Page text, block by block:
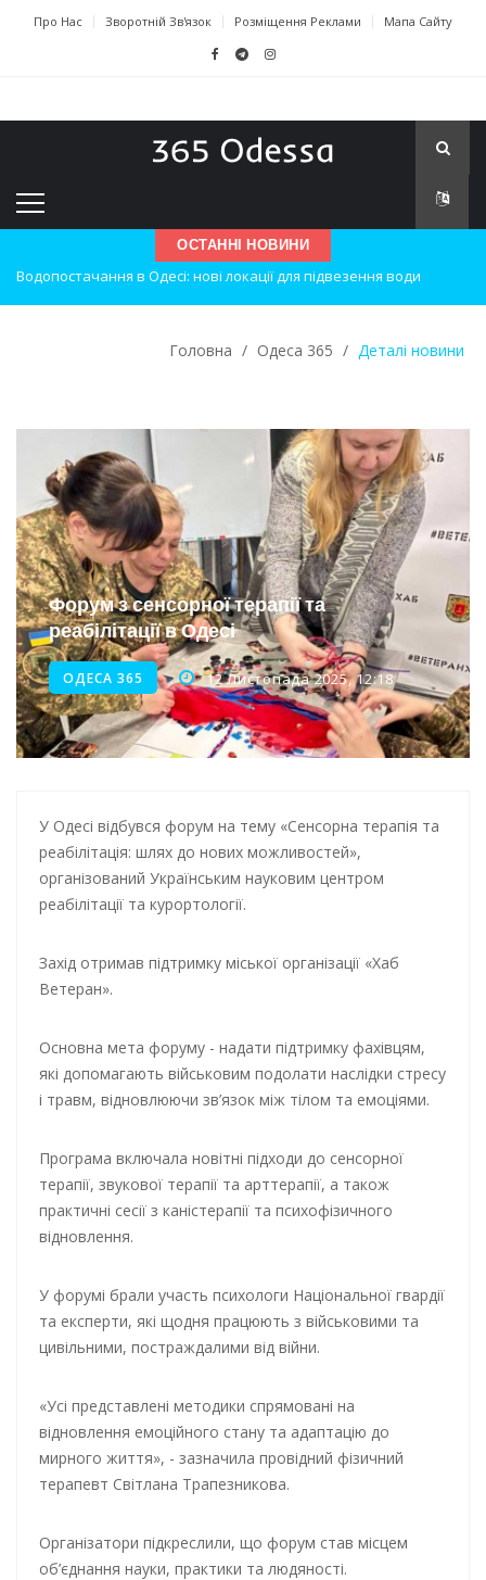
Про Нас Зворотній Зв'язок Розміщення Реклами Мапа Сайту
ОСТАННІ НОВИНИ
Нічна атака на Одесу: наслідки вибухів
Новини з Зимової школи інсульту в Швейцарії
Інтеграція ветеранів в українське суспільство
Нічна атака на Одесу: наслідки обстрілу
Енергетична підтримка для Одеси
Водопостачання в Одесі: нові локації для підвезення води
Головна / Одеса 365 / Деталі новини
Форум з сенсорної терапії та
реабілітації в Одесі
ОДЕСА 365 12 Листопада 2025, 12:18
У Одесі відбувся форум на тему «Сенсорна терапія та
реабілітація: шлях до нових можливостей»,
організований Українським науковим центром
реабілітації та курортології.
Захід отримав підтримку міської організації «Хаб
Ветеран».
Основна мета форуму - надати підтримку фахівцям,
які допомагають військовим подолати наслідки стресу
і травм, відновлюючи зв’язок між тілом та емоціями.
Програма включала новітні підходи до сенсорної
терапії, звукової терапії та арттерапії, а також
практичні сесії з каністерапії та психофізичного
відновлення.
У форумі брали участь психологи Національної гвардії
та експерти, які щодня працюють з військовими та
цивільними, постраждалими від війни.
«Усі представлені методики спрямовані на
відновлення емоційного стану та адаптацію до
мирного життя», - зазначила провідний фізичний
терапевт Світлана Трапезникова.
Організатори підкреслили, що форум став місцем
об’єднання науки, практики та людяності.